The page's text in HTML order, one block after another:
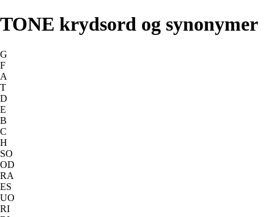
TONE krydsord og synonymer
G
F
A
T
D
E
B
C
H
SO
OD
RA
ES
UO
RI